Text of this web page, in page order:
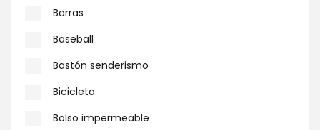
Barras
Baseball
Bastón senderismo
Bicicleta
Bolso impermeable